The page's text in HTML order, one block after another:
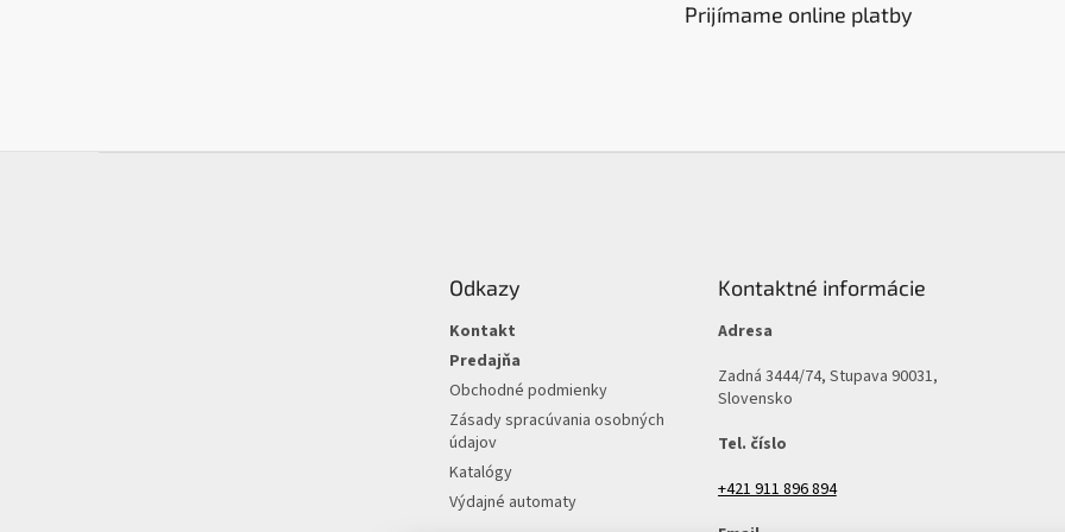
Prijímame online platby
Odkazy
Kontakt
Predajňa
Obchodné podmienky
Zásady spracúvania osobných
údajov
Katalógy
Výdajné automaty
Kontaktné informácie
Adresa
Zadná 3444/74, Stupava 90031,
Slovensko
Tel. číslo
+421 911 896 894